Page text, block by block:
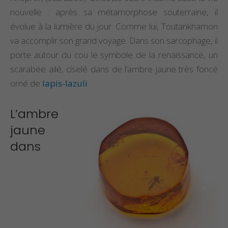
nouvelle : après sa métamorphose souterraine, il
évolue à la lumière du jour. Comme lui, Toutankhamon
va accomplir son grand voyage. Dans son sarcophage, il
porte autour du cou le symbole de la renaissance, un
scarabée ailé, ciselé dans de l’ambre jaune très foncé
orné de lapis-lazuli.
L’ambre
jaune
dans